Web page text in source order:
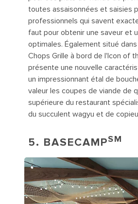
toutes assaisonnées et saisies
professionnels qui savent
faut pour obtenir une saveur et
optimales. Également situé
Chops Grille à bord de l'Icon of
présente une nouvelle
un impressionnant étal de
valeur les coupes de viande de
supérieure du restaurant
du succulent wagyu et de
5. BASECAMPSM